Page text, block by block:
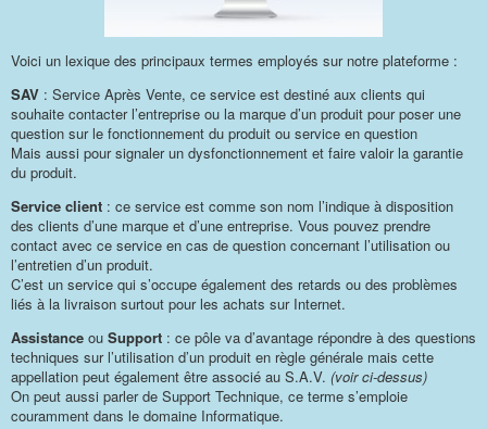
Voici un lexique des principaux termes employés sur notre plateforme :
SAV : Service Après Vente, ce service est destiné aux clients qui
souhaite contacter l’entreprise ou la marque d’un produit pour poser une
question sur le fonctionnement du produit ou service en question
Mais aussi pour signaler un dysfonctionnement et faire valoir la garantie
du produit.
Service client : ce service est comme son nom l’indique à disposition
des clients d’une marque et d’une entreprise. Vous pouvez prendre
contact avec ce service en cas de question concernant l’utilisation ou
l’entretien d’un produit.
C’est un service qui s’occupe également des retards ou des problèmes
liés à la livraison surtout pour les achats sur Internet.
Assistance ou Support : ce pôle va d’avantage répondre à des questions
techniques sur l’utilisation d’un produit en règle générale mais cette
appellation peut également être associé au S.A.V. (voir ci-dessus)
On peut aussi parler de Support Technique, ce terme s’emploie
couramment dans le domaine Informatique.